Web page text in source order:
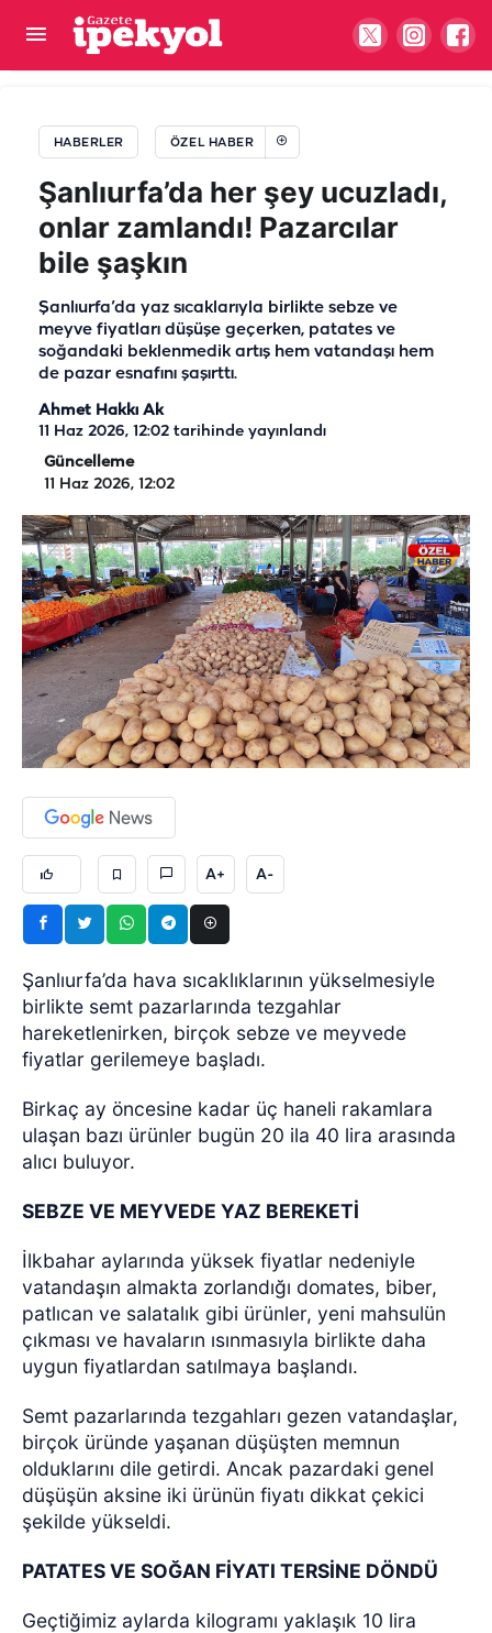
HABERLER ÖZEL HABER
Şanlıurfa’da her şey ucuzladı,
onlar zamlandı! Pazarcılar
bile şaşkın
Şanlıurfa’da yaz sıcaklarıyla birlikte sebze ve
meyve fiyatları düşüşe geçerken, patates ve
soğandaki beklenmedik artış hem vatandaşı hem
de pazar esnafını şaşırttı.
Ahmet Hakkı Ak
11 Haz 2026, 12:02 tarihinde yayınlandı
Güncelleme
11 Haz 2026, 12:02
A+ A-
Şanlıurfa’da hava sıcaklıklarının yükselmesiyle
birlikte semt pazarlarında tezgahlar
hareketlenirken, birçok sebze ve meyvede
fiyatlar gerilemeye başladı.
Birkaç ay öncesine kadar üç haneli rakamlara
ulaşan bazı ürünler bugün 20 ila 40 lira arasında
alıcı buluyor.
SEBZE VE MEYVEDE YAZ BEREKETİ
İlkbahar aylarında yüksek fiyatlar nedeniyle
vatandaşın almakta zorlandığı domates, biber,
patlıcan ve salatalık gibi ürünler, yeni mahsulün
çıkması ve havaların ısınmasıyla birlikte daha
uygun fiyatlardan satılmaya başlandı.
Semt pazarlarında tezgahları gezen vatandaşlar,
birçok üründe yaşanan düşüşten memnun
olduklarını dile getirdi. Ancak pazardaki genel
düşüşün aksine iki ürünün fiyatı dikkat çekici
şekilde yükseldi.
PATATES VE SOĞAN FİYATI TERSİNE DÖNDÜ
Geçtiğimiz aylarda kilogramı yaklaşık 10 lira
Şanlıurfa'da çiftçinin su sevinci sadece 10 gün